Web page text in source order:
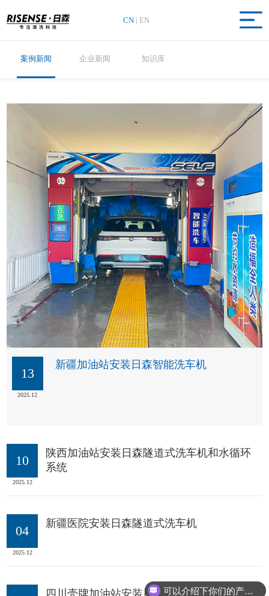
CN | EN
案例新闻 企业新闻 知识库
13
2025.12
新疆加油站安装日森智能洗车机
10
2025.12
陕西加油站安装日森隧道式洗车机和水循环
系统
04
2025.12
新疆医院安装日森隧道式洗车机
四川壳牌加油站安装日森智能洗车机 可以介绍下你们的产品么？